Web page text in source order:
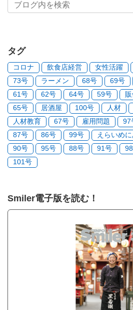
タグ
コロナ 飲食店経営 女性活躍
73号
ラーメン 68号 69号
61号
62号 64号 59号
65号
居酒屋 100号 人材
人材教育
67号 雇用問題 97
87号
86号 99号 えらいめ
90号
95号 88号 91号
101号
Smiler電子版を読む！